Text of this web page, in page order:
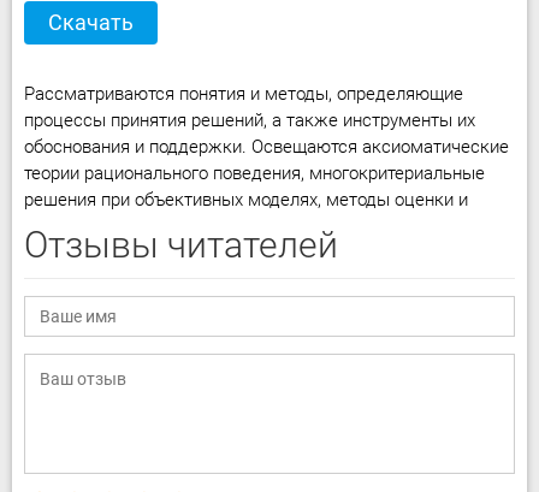
Скачать
Рассматриваются понятия и методы, определяющие
процессы принятия решений, а также инструменты их
обоснования и поддержки. Освещаются аксиоматические
теории рационального поведения, многокритериальные
решения при объективных моделях, методы оценки и
Отзывы читателей